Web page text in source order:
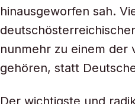
hinausgeworfen sah.
nunmehr zu einem der
gehören, statt
Der wichtigste und